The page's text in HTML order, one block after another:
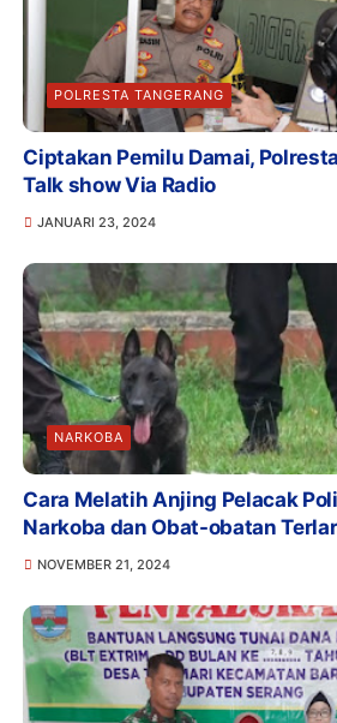
POLRESTA TANGERANG
Ciptakan Pemilu Damai,
Talk show Via Radio
JANUARI 23, 2024
NARKOBA
Cara Melatih Anjing Pelacak
Narkoba dan Obat-obatan
NOVEMBER 21, 2024